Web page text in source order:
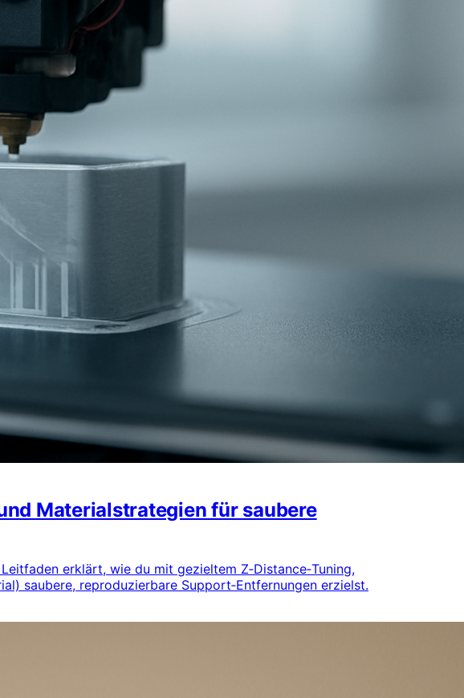
Materialstrategien für saubere
erklärt, wie du mit gezieltem Z‑Distance‑Tuning,
saubere, reproduzierbare Support‑Entfernungen erzielst.